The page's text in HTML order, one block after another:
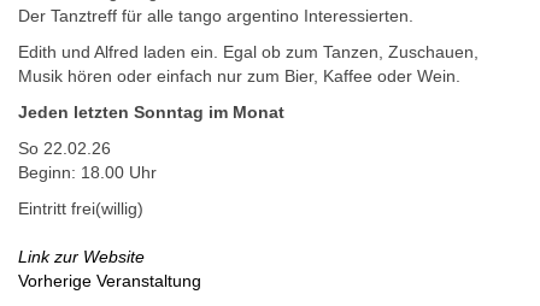
Der Tanztreff für alle tango argentino Interessierten.
Edith und Alfred laden ein. Egal ob zum Tanzen, Zuschauen,
Musik hören oder einfach nur zum Bier, Kaffee oder Wein.
Jeden letzten Sonntag im Monat
So 22.02.26
Beginn: 18.00 Uhr
Eintritt frei(willig)
Link zur Website
Vorherige Veranstaltung